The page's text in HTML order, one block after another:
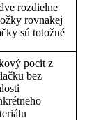
rozdielne
rovnakej
sú totožné
pocit z
bez